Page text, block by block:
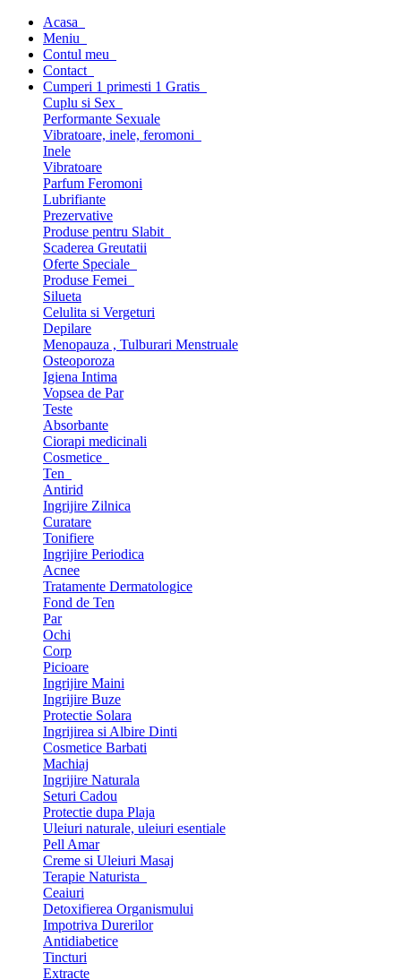
Acasa
Meniu
Contul meu
Contact
Cumperi 1 primesti 1 Gratis
Cuplu si Sex
Performante Sexuale
Vibratoare, inele, feromoni
Inele
Vibratoare
Parfum Feromoni
Lubrifiante
Prezervative
Produse pentru Slabit
Scaderea Greutatii
Oferte Speciale
Produse Femei
Silueta
Celulita si Vergeturi
Depilare
Menopauza , Tulburari Menstruale
Osteoporoza
Igiena Intima
Vopsea de Par
Teste
Absorbante
Ciorapi medicinali
Cosmetice
Ten
Antirid
Ingrijire Zilnica
Curatare
Tonifiere
Ingrijire Periodica
Acnee
Tratamente Dermatologice
Fond de Ten
Par
Ochi
Corp
Picioare
Ingrijire Maini
Ingrijire Buze
Protectie Solara
Ingrijirea si Albire Dinti
Cosmetice Barbati
Machiaj
Ingrijire Naturala
Seturi Cadou
Protectie dupa Plaja
Uleiuri naturale, uleiuri esentiale
Pell Amar
Creme si Uleiuri Masaj
Terapie Naturista
Ceaiuri
Detoxifierea Organismului
Impotriva Durerilor
Antidiabetice
Tincturi
Extracte